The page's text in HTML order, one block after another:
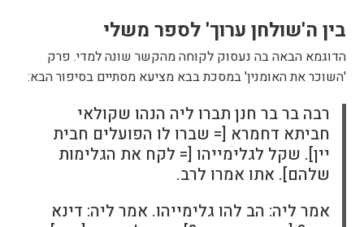
בין ה'שולחן ערוך' לספר משלי
הדוגמא הבאה בה נעסוק לקוחה מהקשר שונה למדי. פרק
'השוכר את האומנין' במסכת בבא מציעא מסתיים בסיפור הבא:
רבה בר בר חנן תברו ליה הנהו שקולאי
חביתא דחמרא [= שברו לו הפועלים חבית
יין]. שקל לגלימייהו [= לקח את הגלימות
שלהם]. אתו אמרו לרב.
אמר ליה: הב להו גלימייהו. אמר ליה: דינא